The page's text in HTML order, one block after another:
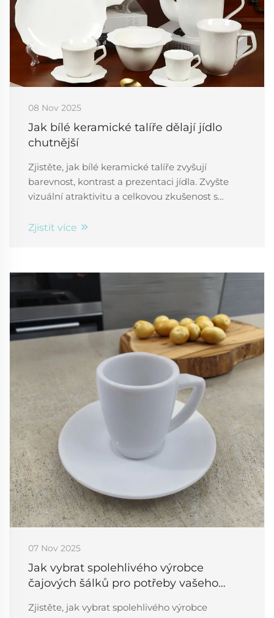
08 Nov 2025
Jak bílé keramické talíře dělají jídlo
chutnější
Zjistěte, jak bílé keramické talíře zvyšují
barevnost, kontrast a prezentaci jídla. Zvyšte
vizuální atraktivitu a celkovou zkušenost s
Dozvědět se více.
Zjistit více
07 Nov 2025
Jak vybrat spolehlivého výrobce
čajových šálků pro potřeby vašeho
Zjistěte, jak vybrat spolehlivého výrobce